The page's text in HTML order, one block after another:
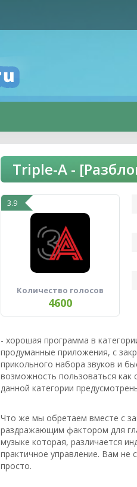
Triple-A -
3.9
Количество голосов
4600
- хорошая программа в
продуманные приложения, с
прикольного набора звуков и
возможность пользоваться как
данной категории
Что же мы обретаем вместе с
раздражающим фактором для
музыке которая, различается
практичное управление. Вам не
просто.